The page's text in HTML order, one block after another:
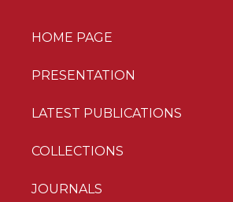
HOME PAGE
PRESENTATION
LATEST PUBLICATIONS
COLLECTIONS
JOURNALS